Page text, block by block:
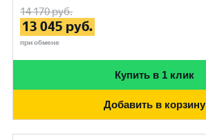
14 170руб.
13 045 руб.
при обмене
Купить в 1 клик
Добавить в корзину